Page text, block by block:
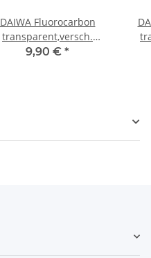
DAIWA Fluorocarbon
transparent,versch.
Durchmesser 0,18
9,90 € *